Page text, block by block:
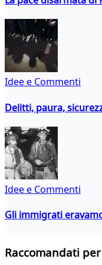
Idee e Commenti
Delitti, paura,
Idee e Commenti
Gli immigrati
Raccomandati